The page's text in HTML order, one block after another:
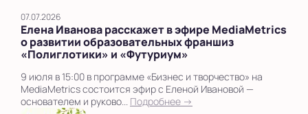
07.07.2026
Елена Иванова расскажет в эфире MediaMetrics
о развитии образовательных франшиз
«Полиглотики» и «Футуриум»
9 июля в 15:00 в программе «Бизнес и творчество» на
MediaMetrics состоится эфир с Еленой Ивановой —
основателем и руково... Подробнее →